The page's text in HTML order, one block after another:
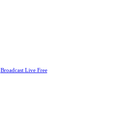
Broadcast Live Free